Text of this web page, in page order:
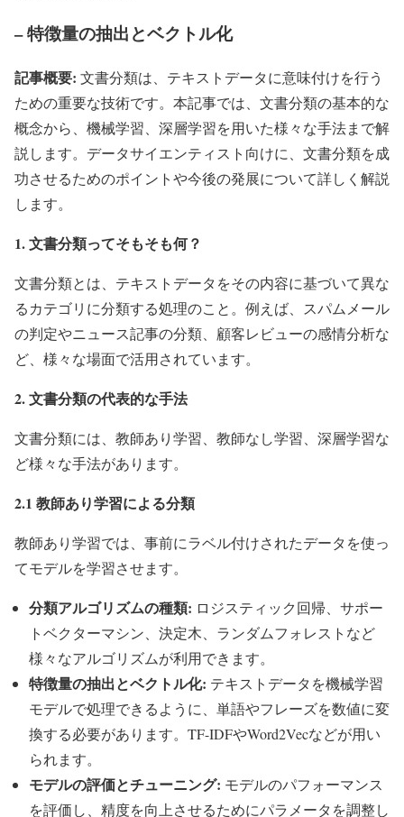
– 特徴量の抽出とベクトル化
記事概要: 文書分類は、テキストデータに意味付けを行う
ための重要な技術です。本記事では、文書分類の基本的な
概念から、機械学習、深層学習を用いた様々な手法まで解
説します。データサイエンティスト向けに、文書分類を成
功させるためのポイントや今後の発展について詳しく解説
します。
1. 文書分類ってそもそも何？
文書分類とは、テキストデータをその内容に基づいて異な
るカテゴリに分類する処理のこと。例えば、スパムメール
の判定やニュース記事の分類、顧客レビューの感情分析な
ど、様々な場面で活用されています。
2. 文書分類の代表的な手法
文書分類には、教師あり学習、教師なし学習、深層学習な
ど様々な手法があります。
2.1 教師あり学習による分類
教師あり学習では、事前にラベル付けされたデータを使っ
てモデルを学習させます。
分類アルゴリズムの種類: ロジスティック回帰、サポー
トベクターマシン、決定木、ランダムフォレストなど
様々なアルゴリズムが利用できます。
特徴量の抽出とベクトル化: テキストデータを機械学習
モデルで処理できるように、単語やフレーズを数値に変
換する必要があります。TF-IDFやWord2Vecなどが用い
られます。
モデルの評価とチューニング: モデルのパフォーマンス
を評価し、精度を向上させるためにパラメータを調整し